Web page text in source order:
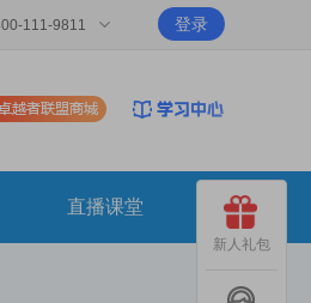
111-9811 登录
直播课堂
新人礼包